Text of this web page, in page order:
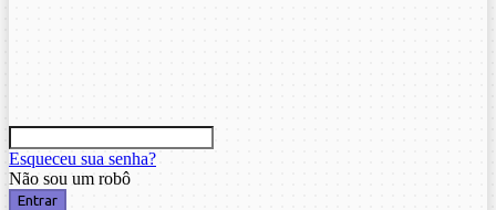
Esqueceu sua senha?
Não sou um robô
Entrar